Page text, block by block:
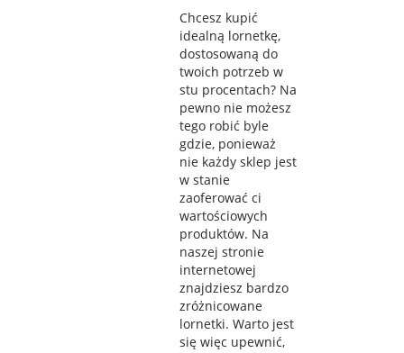
Chcesz kupić
idealną lornetkę,
dostosowaną do
twoich potrzeb w
stu procentach? Na
pewno nie możesz
tego robić byle
gdzie, ponieważ
nie każdy sklep jest
w stanie
zaoferować ci
wartościowych
produktów. Na
naszej stronie
internetowej
znajdziesz bardzo
zróżnicowane
lornetki. Warto jest
się więc upewnić,